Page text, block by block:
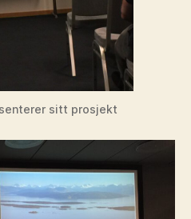
sitt prosjekt